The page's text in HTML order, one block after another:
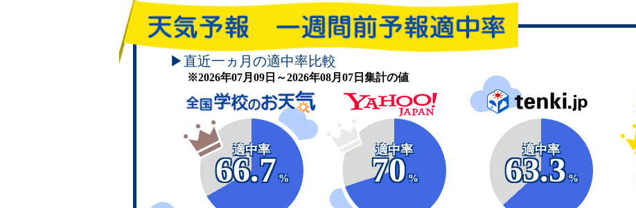
▶直近一ヵ月の適中率比較
※2026年07月09日～2026年08月07日集計の値
適中率
66.7
%
適中率
70
%
適中率
63.3
%